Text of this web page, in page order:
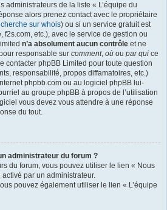
administrateurs de la liste « L’équipe du
alors prenez contact avec le propriétaire
sur whois) ou si un service gratuit est
f2s.com, etc.), avec le service de gestion ou
n’a absolument aucun contrôle et ne
responsable sur comment, où ou par qui ce
contacter phpBB Limited pour toute question
responsabilité, propos diffamatoires, etc.)
phpbb.com ou au logiciel phpBB lui-
au groupe phpBB à propos de l’utilisation
vous devez vous attendre à une réponse
du tout.
administrateur du forum ?
du forum, vous pouvez utiliser le lien « Nous
par un administrateur.
pouvez également utiliser le lien « L’équipe